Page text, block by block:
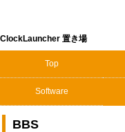
ClockLauncher 置き場
Top
Software
BBS